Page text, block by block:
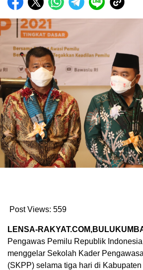
Post Views: 559
LENSA-
Pengawas Pemilu Republik
menggelar Sekolah Kader
(SKPP) selama tiga hari di